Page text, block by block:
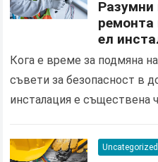
Разумни
ел
в Ямбол
Кога е време за подмяна
съвети за безопасност в
инсталация е съществена
Uncategorized